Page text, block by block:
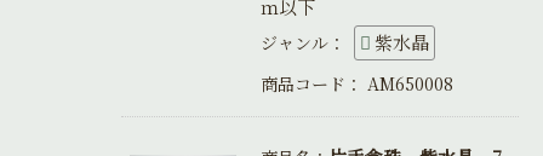
ｍ以下
ジャンル： 紫水晶
商品コード： AM650008